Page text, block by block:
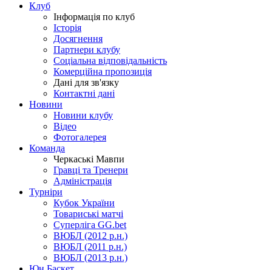
Клуб
Інформація по клуб
Історія
Досягнення
Партнери клубу
Соціальна відповідальність
Комерційна пропозиція
Дані для зв'язку
Контактні дані
Новини
Новини клубу
Відео
Фотогалерея
Команда
Черкаські Мавпи
Гравці та Тренери
Адміністрація
Турніри
Кубок України
Товариські матчі
Суперліга GG.bet
ВЮБЛ (2012 р.н.)
ВЮБЛ (2011 р.н.)
ВЮБЛ (2013 р.н.)